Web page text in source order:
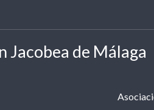
Jacobea de Málaga